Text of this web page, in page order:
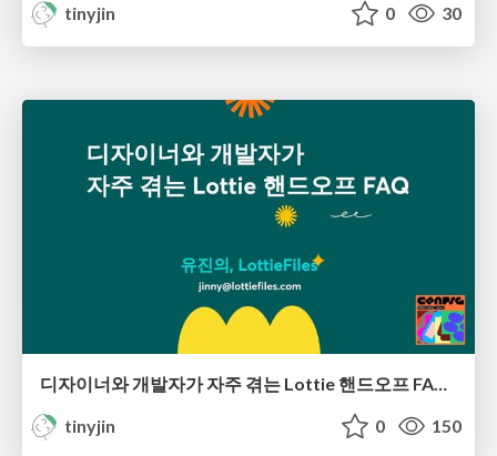
tinyjin
0 30
디자이너와 개발자가 자주 겪는 Lottie 핸드오프 FAQ - Figma Config Watch Party Seoul
tinyjin
0 150